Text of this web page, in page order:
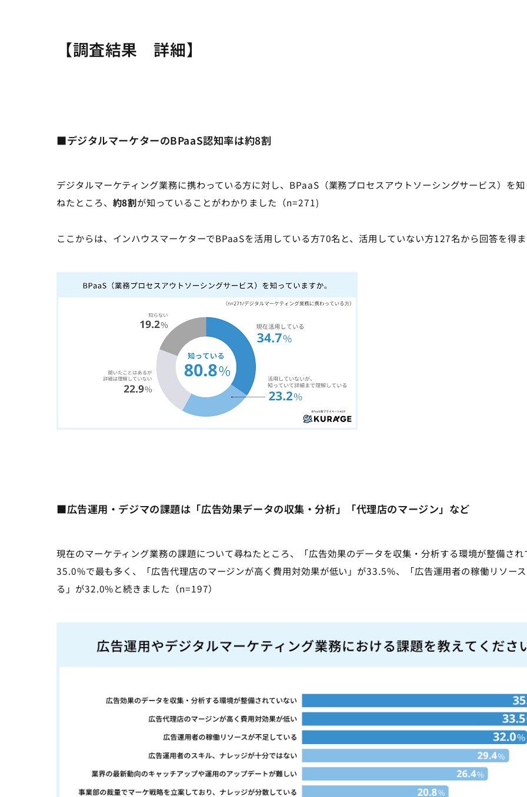
【調査結果 詳細】
■デジタルマーケターのBPaaS認知率は約8割
デジタルマーケティング業務に携わっている方に対し、BPaaS（業務プロセスアウトソーシングサービス）を
ねたところ、 約8割が知っていることがわかりました（n=271)
ここからは、インハウスマーケターでBPaaSを活用している方70名と、活用していない方127名から回答を得
■広告運用・デジマの課題は「広告効果データの収集・分析」「代理店のマージン」など
現在のマーケティング業務の課題について尋ねたところ、「広告効果のデータを収集・分析する環境が整備さ
35.0%で最も多く、「広告代理店のマージンが高く費用対効果が低い」が33.5%、「広告運用者の稼働リソー
る」が32.0%と続きました（n=197）